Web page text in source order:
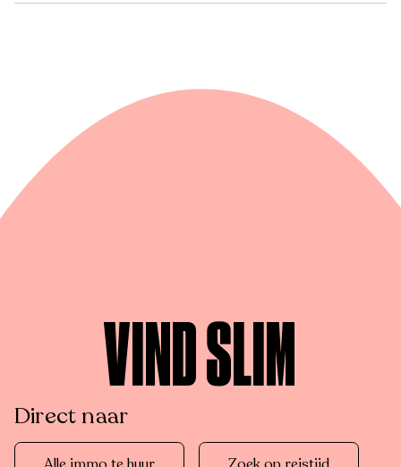
VIND SLIM
Direct naar